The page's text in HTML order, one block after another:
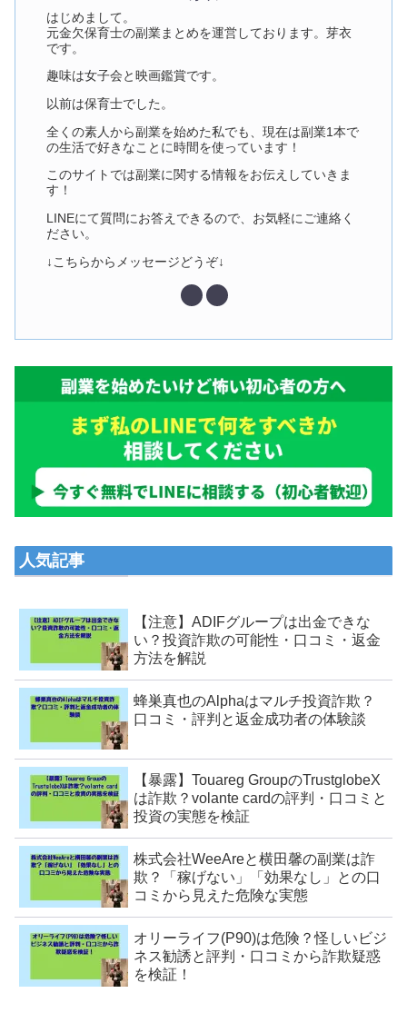
はじめまして。
元金欠保育士の副業まとめを運営しております。芽衣
です。
趣味は女子会と映画鑑賞です。
以前は保育士でした。
全くの素人から副業を始めた私でも、現在は副業1本で
の生活で好きなことに時間を使っています！
このサイトでは副業に関する情報をお伝えしていきま
す！
LINEにて質問にお答えできるので、お気軽にご連絡く
ださい。
↓こちらからメッセージどうぞ↓
人気記事
【注意】ADIFグループは出金できな
い？投資詐欺の可能性・口コミ・返金
方法を解説
蜂巣真也のAlphaはマルチ投資詐欺？
口コミ・評判と返金成功者の体験談
【暴露】Touareg GroupのTrustglobeX
は詐欺？volante cardの評判・口コミと
投資の実態を検証
株式会社WeeAreと横田馨の副業は詐
欺？「稼げない」「効果なし」との口
コミから見えた危険な実態
オリーライフ(P90)は危険？怪しいビジ
ネス勧誘と評判・口コミから詐欺疑惑
を検証！